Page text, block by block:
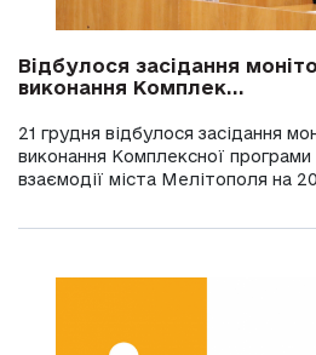
Відбулося засідання
виконання Комплек...
21 грудня відбулося засідання
виконання Комплексної програми
взаємодії міста Мелітополя на